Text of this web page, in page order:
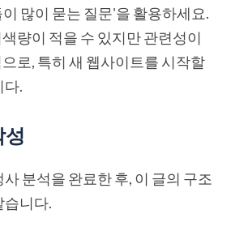
많이 묻는 질문'을 활용하세요.
량이 적을 수 있지만 관련성이
로, 특히 새 웹사이트를 시작할
다.
성
분석을 완료한 후, 이 글의 구조
습니다.